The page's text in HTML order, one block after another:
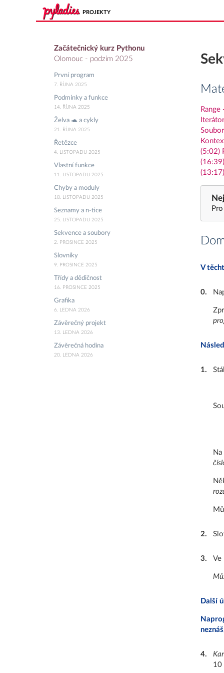
PROJEKTY
Začátečnický kurz Pythonu
Olomouc - podzim 2025
První program
7. ŘÍJNA 2025
Podmínky a funkce
14. ŘÍJNA 2025
Želva 🐢 a cykly
21. ŘÍJNA 2025
Řetězce
4. LISTOPADU 2025
Vlastní funkce
11. LISTOPADU 2025
Chyby a moduly
18. LISTOPADU 2025
Seznamy a n-tice
25. LISTOPADU 2025
Sekvence a soubory
2. PROSINCE 2025
Slovníky
9. PROSINCE 2025
Třídy a dědičnost
16. PROSINCE 2025
Grafika
6. LEDNA 2026
Závěrečný projekt
13. LEDNA 2026
Závěrečná hodina
20. LEDNA 2026
Range
(5:02)
V
0.
1.
2.
3. Ve
Další
4.
10